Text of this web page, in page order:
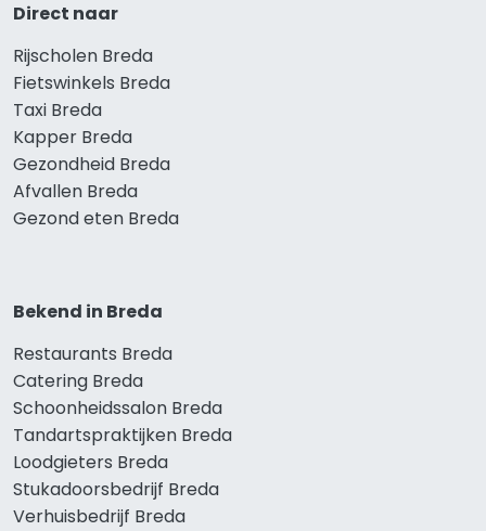
Direct naar
Rijscholen Breda
Fietswinkels Breda
Taxi Breda
Kapper Breda
Gezondheid Breda
Afvallen Breda
Gezond eten Breda
Bekend in Breda
Restaurants Breda
Catering Breda
Schoonheidssalon Breda
Tandartspraktijken Breda
Loodgieters Breda
Stukadoorsbedrijf Breda
Verhuisbedrijf Breda